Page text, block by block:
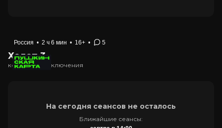
Россия • 2 ч 6 мин • 16+ • 5
Холоп 3
комедия, приключения
На сегодня сеансов не осталось
Ближайшие сеансы: